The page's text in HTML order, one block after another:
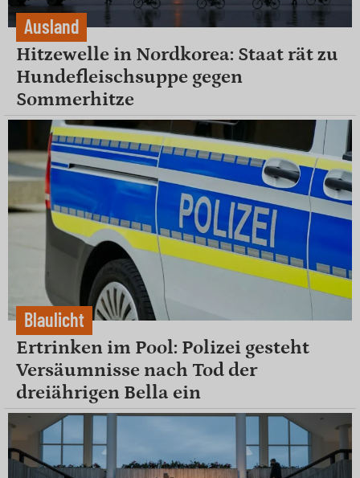
Ausland
Hitzewelle in Nordkorea: Staat rät zu
Hundefleischsuppe gegen
Sommerhitze
Blaulicht
Ertrinken im Pool: Polizei gesteht
Versäumnisse nach Tod der
dreiährigen Bella ein